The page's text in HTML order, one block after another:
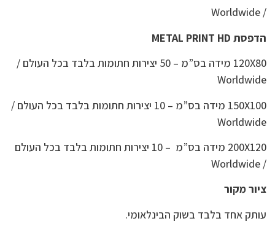
/ Worldwide
הדפסת METAL PRINT HD
120X80 מידה בס”מ – 50 יצירות חתומות בלבד בכל העולם /
Worldwide
150X100 מידה בס”מ – 10 יצירות חתומות בלבד בכל העולם /
Worldwide
200X120 מידה בס”מ – 10 יצירות חתומות בלבד בכל העולם
/ Worldwide
ציור מקור
עותק אחד בלבד בשוק הבינלאומי.